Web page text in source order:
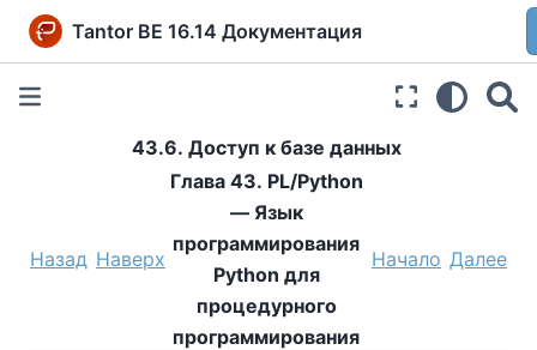
Tantor BE 16.14 Документация
43.6. Доступ к базе данных
Назад Наверх
Глава 43. PL/Python
— Язык
программирования
Python для
процедурного
программирования
Начало Далее